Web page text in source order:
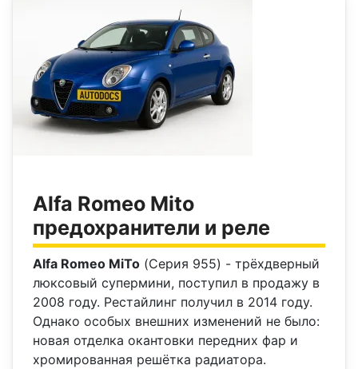
Alfa Romeo Mito
предохранители и реле
Alfa Romeo MiTo (Серия 955) - трёхдверный
люксовый супермини, поступил в продажу в
2008 году. Рестайлинг получил в 2014 году.
Однако особых внешних изменений не было:
новая отделка окантовки передних фар и
хромированная решётка радиатора.